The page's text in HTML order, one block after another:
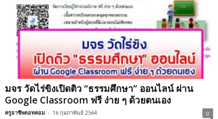
มจร วัดไร่ขิงเปิดติว “ธรรมศึกษา” ออนไลน์ ผ่าน
Google Classroom ฟรี ง่าย ๆ ด้วยตนเอง
ครูอาชีพดอทคอม - 16 กุมภาพันธ์ 2564 0